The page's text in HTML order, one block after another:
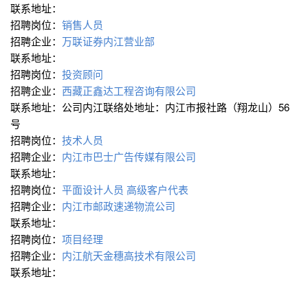
联系地址：
招聘岗位： 销售人员
招聘企业： 万联证券内江营业部
联系地址：
招聘岗位： 投资顾问
招聘企业： 西藏正鑫达工程咨询有限公司
联系地址：公司内江联络处地址：内江市报社路（翔龙山）56
号
招聘岗位： 技术人员
招聘企业： 内江市巴士广告传媒有限公司
联系地址：
招聘岗位： 平面设计人员 高级客户代表
招聘企业： 内江市邮政速递物流公司
联系地址：
招聘岗位： 项目经理
招聘企业： 内江航天金穗高技术有限公司
联系地址：